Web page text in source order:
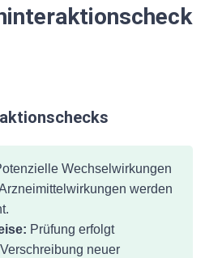
Wechselwirkungen
werden
Prüfung erfolgt
neuer